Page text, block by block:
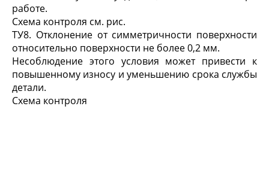
работе.
Схема контроля см. рис.
ТУ8. Отклонение от симметричности поверхности
относительно поверхности не более 0,2 мм.
Несоблюдение этого условия может привести к
повышенному износу и уменьшению срока службы
детали.
Схема контроля